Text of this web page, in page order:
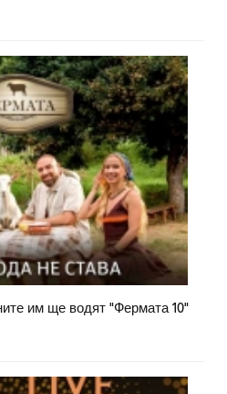
им ще водят "Фермата 10"